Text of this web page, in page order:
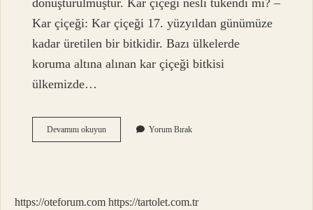
dönüştürülmüştür. Kar çiçeği nesli tükendi mi? –
Kar çiçeği: Kar çiçeği 17. yüzyıldan günümüze
kadar üretilen bir bitkidir. Bazı ülkelerde
koruma altına alınan kar çiçeği bitkisi
ülkemizde…
Devamını okuyunHangi
Çiçeklerin
Yorum Bırak
https://oteforum.com https://tartolet.com.tr